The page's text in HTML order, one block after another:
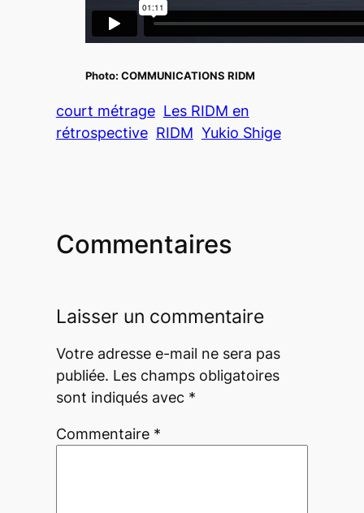
Photo: COMMUNICATIONS RIDM
court métrage Les RIDM en
rétrospective RIDM Yukio Shige
Commentaires
Laisser un commentaire
Votre adresse e-mail ne sera pas
publiée. Les champs obligatoires
sont indiqués avec *
Commentaire *